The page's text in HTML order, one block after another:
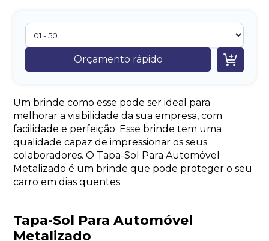
Orçamento rápido 
Um brinde como esse pode ser ideal para
melhorar a visibilidade da sua empresa, com
facilidade e perfeição. Esse brinde tem uma
qualidade capaz de impressionar os seus
colaboradores. O Tapa-Sol Para Automóvel
Metalizado é um brinde que pode proteger o seu
carro em dias quentes.
Tapa-Sol Para Automóvel
Metalizado